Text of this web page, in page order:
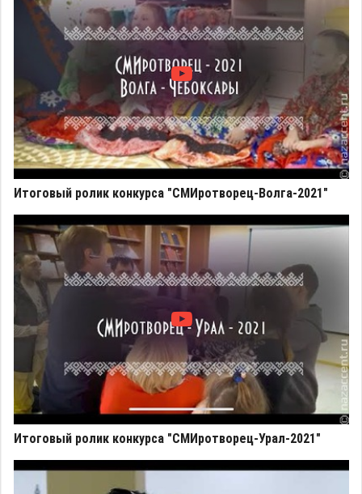
Итоговый ролик конкурса "СМИротворец-Волга-2021"
Итоговый ролик конкурса "СМИротворец-Урал-2021"